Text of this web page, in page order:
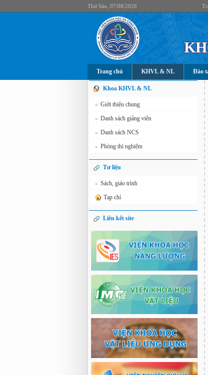
Thứ Sáu, 07/08/2026
Trang chủ KHVL & NL Đào
Khoa KHVL & NL
» Giới thiệu chung
» Danh sách giảng viên
» Danh sách NCS
» Phòng thí nghiệm
Tư liệu
» Sách, giáo trình
Tạp chí
Liên kết site